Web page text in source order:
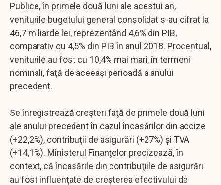
Publice, în primele două luni ale acestui an,
veniturile bugetului general consolidat s-au cifrat la
46,7 miliarde lei, reprezentând 4,6% din PIB,
comparativ cu 4,5% din PIB în anul 2018. Procentual,
veniturile au fost cu 10,4% mai mari, în termeni
nominali, faţă de aceeaşi perioadă a anului
precedent.
Se înregistrează creşteri faţă de primele două luni
ale anului precedent în cazul încasărilor din accize
(+22,2%), contribuţii de asigurări (+27%) şi TVA
(+14,1%). Ministerul Finanţelor precizează, în
context, că încasările din contribuţiile de asigurări
au fost influenţate de creşterea efectivului de